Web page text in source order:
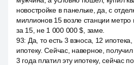
новостройке в панельке, да, с
миллионов 15 возле станции
за 15, не 1 000 000 $, заме.
93: Да, то есть 3 взноса, 12
ипотеку. Сейчас, наверное,
3 года платил эту ипотеку, сейчас